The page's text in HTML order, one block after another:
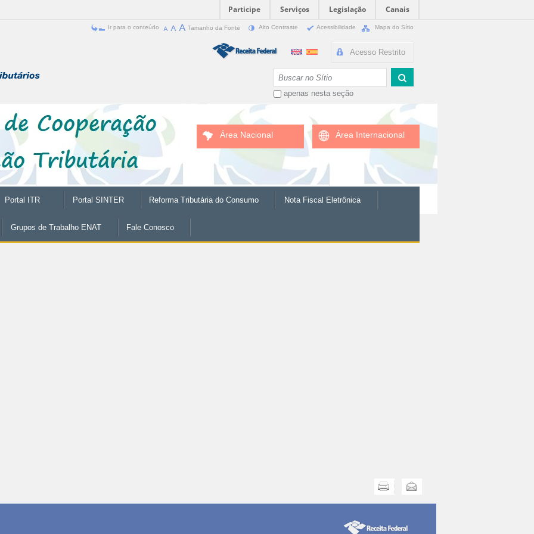
Participe Serviços Legislação
Canais
Ir para o conteúdo Tamanho da Fonte Alto Contraste Acessibilidade Mapa do Sítio
Acesso Restrito
apenas nesta seção
Área Nacional Área Internacional
Portal ITR Portal SINTER Reforma Tributária do Consumo Nota Fiscal Eletrônica
Grupos de Trabalho ENAT Fale Conosco
Enviar